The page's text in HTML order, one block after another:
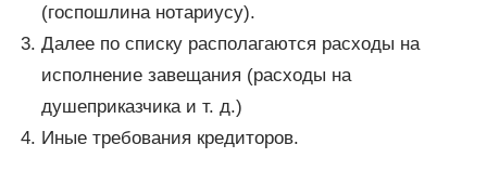
(госпошлина нотариусу).
Далее по списку располагаются расходы на
исполнение завещания (расходы на
душеприказчика и т. д.)
Иные требования кредиторов.